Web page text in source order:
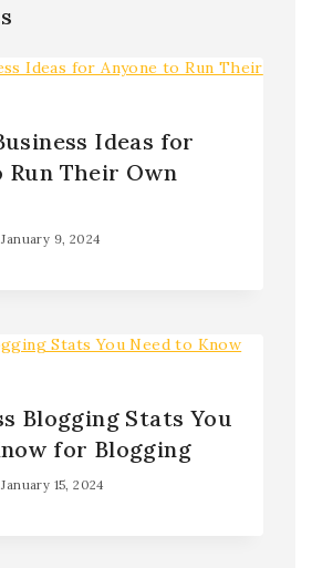
Ideas for
Run Their Own
January 9, 2024
Blogging Stats You
for Blogging
January 15, 2024